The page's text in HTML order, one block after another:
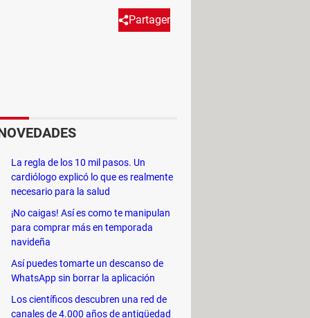
Partager
los nuevos mensajes en
La regla de los 10 mil pasos. Un
cardiólogo explicó lo que es realmente
necesario para la salud
¡No caigas! Así es como te manipulan
para comprar más en temporada
navideña
Así puedes tomarte un descanso de
WhatsApp sin borrar la aplicación
Los científicos descubren una red de
canales de 4.000 años de antigüedad